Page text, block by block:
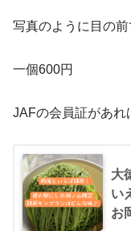
写真のように目の前
一個600円
JAFの会員証があれ
大
い
お